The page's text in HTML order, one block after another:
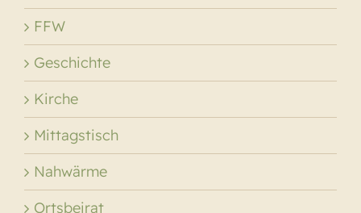
FFW
Geschichte
Kirche
Mittagstisch
Nahwärme
Ortsbeirat